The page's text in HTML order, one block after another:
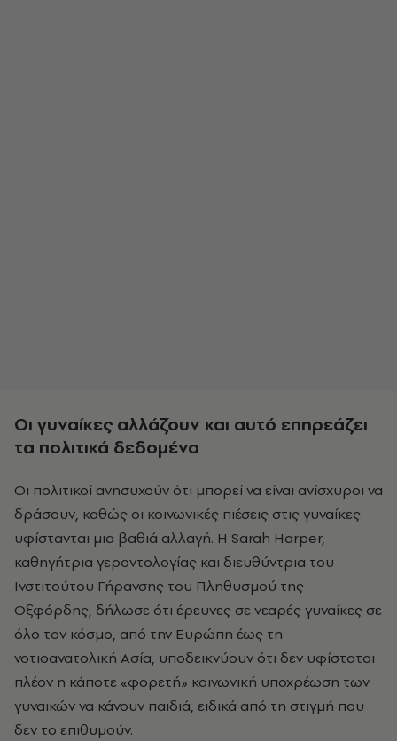
Οι γυναίκες αλλάζουν και αυτό επηρεάζει
τα πολιτικά δεδομένα
Οι πολιτικοί ανησυχούν ότι μπορεί να είναι ανίσχυροι να
δράσουν, καθώς οι κοινωνικές πιέσεις στις γυναίκες
υφίστανται μια βαθιά αλλαγή. Η Sarah Harper,
καθηγήτρια γεροντολογίας και διευθύντρια του
Ινστιτούτου Γήρανσης του Πληθυσμού της
Οξφόρδης, δήλωσε ότι έρευνες σε νεαρές γυναίκες σε
όλο τον κόσμο, από την Ευρώπη έως τη
νοτιοανατολική Ασία, υποδεικνύουν ότι δεν υφίσταται
πλέον η κάποτε «φορετή» κοινωνική υποχρέωση των
γυναικών να κάνουν παιδιά, ειδικά από τη στιγμή που
δεν το επιθυμούν.